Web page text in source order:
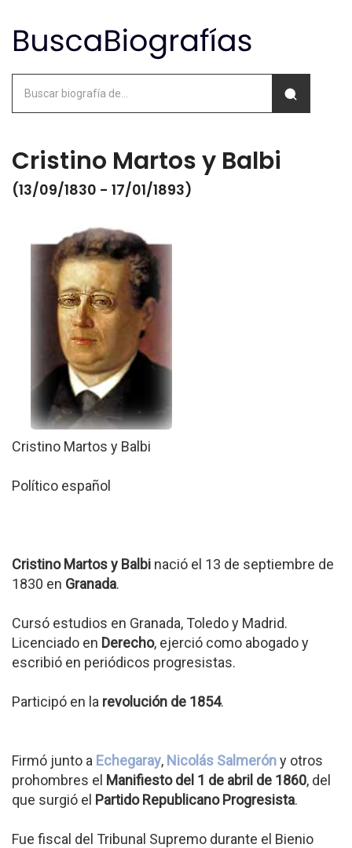
Cristino Martos y Balbi
(13/09/1830 - 17/01/1893)
Cristino Martos y Balbi
Político español
Cristino Martos y Balbi nació el 13 de septiembre de
1830 en Granada.
Cursó estudios en Granada, Toledo y Madrid.
Licenciado en Derecho, ejerció como abogado y
escribió en periódicos progresistas.
Participó en la revolución de 1854.
Firmó junto a Echegaray, Nicolás Salmeróny otros
prohombres el Manifiesto del 1 de abril de 1860, del
que surgió el Partido Republicano Progresista.
Fue fiscal del Tribunal Supremo durante el Bienio